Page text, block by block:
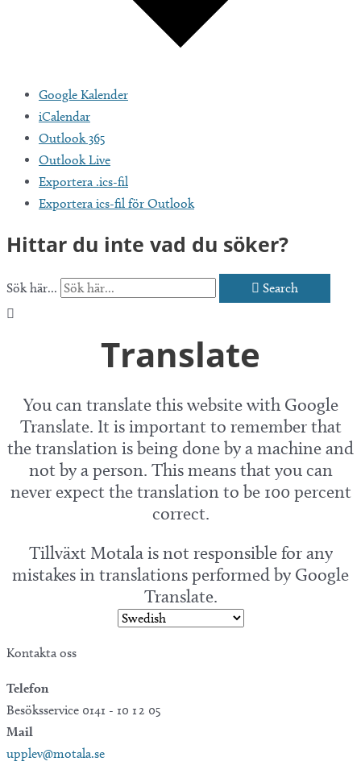
Google Kalender
iCalendar
Outlook 365
Outlook Live
Exportera .ics-fil
Exportera ics-fil för Outlook
Hittar du inte vad du söker?
Sök här... Search
Translate
You can translate this website with Google
Translate. It is important to remember that
the translation is being done by a machine and
not by a person. This means that you can
never expect the translation to be 100 percent
correct.
Tillväxt Motala is not responsible for any
mistakes in translations performed by Google
Translate.
Kontakta oss
Telefon
Besöksservice 0141 - 10 1 2 05
Mail
upplev@motala.se